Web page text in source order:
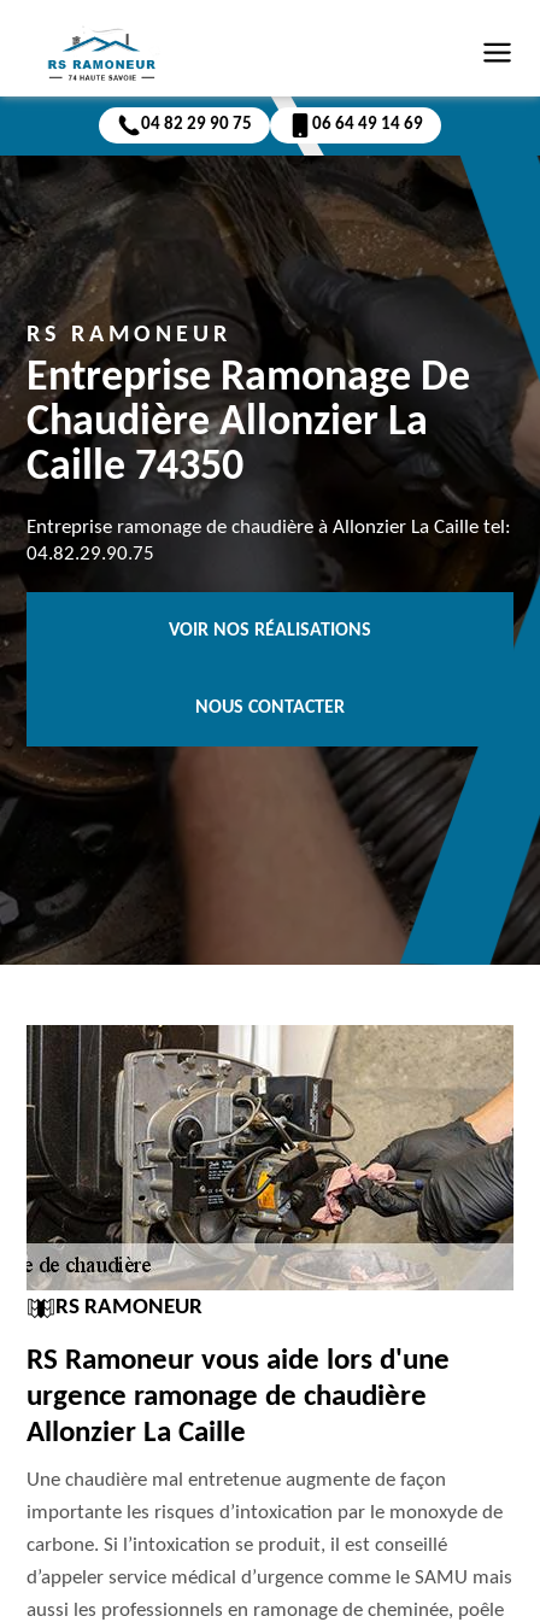
04 82 29 90 75 06 64 49 14 69
RS RAMONEUR
Entreprise Ramonage De
Chaudière Allonzier La
Caille 74350
Entreprise ramonage de chaudière à Allonzier La Caille tel:
04.82.29.90.75
VOIR NOS RÉALISATIONS
NOUS CONTACTER
RS RAMONEUR
RS Ramoneur vous aide lors d'une
urgence ramonage de chaudière
Allonzier La Caille
Une chaudière mal entretenue augmente de façon
importante les risques d’intoxication par le monoxyde de
carbone. Si l’intoxication se produit, il est conseillé
d’appeler service médical d’urgence comme le SAMU mais
aussi les professionnels en ramonage de cheminée, poêle